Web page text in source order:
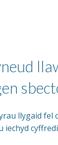
llygaid fel
iechyd